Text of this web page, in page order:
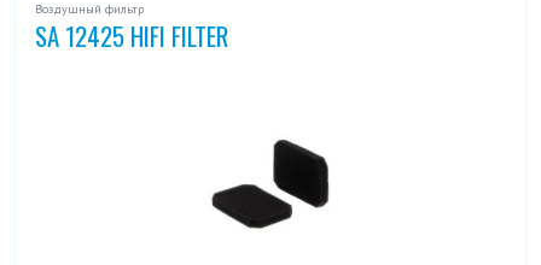
Воздушный фильтр
SA 12425 HIFI FILTER